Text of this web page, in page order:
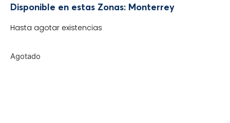
Disponible en estas Zonas: Monterrey
Hasta agotar existencias
Agotado